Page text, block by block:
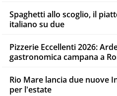
Spaghetti allo scoglio, il
italiano su due
Pizzerie Eccellenti 2026:
gastronomica campana a
Rio Mare lancia due nuove
per l'estate